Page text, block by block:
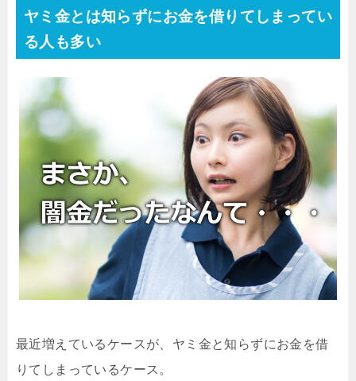
ヤミ金とは知らずにお金を借りてしまってい
る人も多い
最近増えているケースが、ヤミ金と知らずにお金を借
りてしまっているケース。